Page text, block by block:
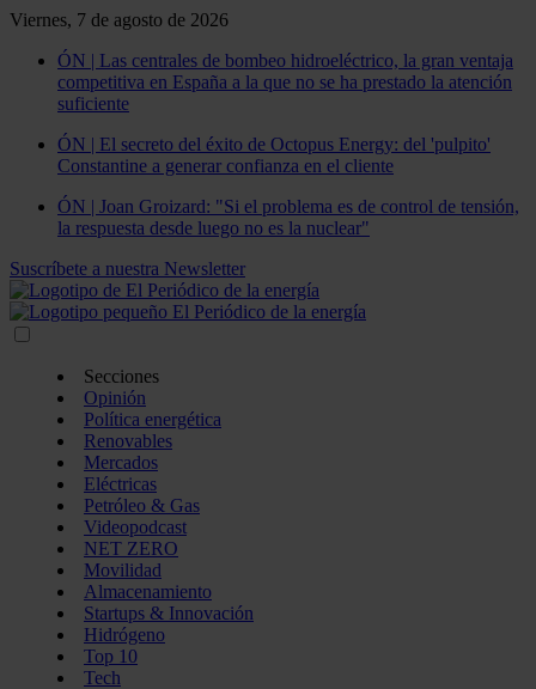
Viernes, 7 de agosto de 2026
ÓN | Las centrales de bombeo hidroeléctrico, la gran ventaja
competitiva en España a la que no se ha prestado la atención
suficiente
ÓN | El secreto del éxito de Octopus Energy: del 'pulpito'
Constantine a generar confianza en el cliente
ÓN | Joan Groizard: "Si el problema es de control de tensión,
la respuesta desde luego no es la nuclear"
Suscríbete a nuestra Newsletter
Secciones
Opinión
Política energética
Renovables
Mercados
Eléctricas
Petróleo & Gas
Videopodcast
NET ZERO
Movilidad
Almacenamiento
Startups & Innovación
Hidrógeno
Top 10
Tech